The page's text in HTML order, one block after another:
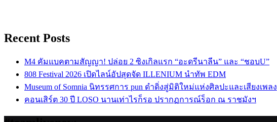
Recent Posts
M4 คัมแบคตามสัญญา! ปล่อย 2 ซิงเกิลแรก “อะดรีนาลีน” และ “ชอบU”
808 Festival 2026 เปิดไลน์อัปสุดจัด ILLENIUM นำทัพ EDM
Museum of Somnia นิทรรศการ pun ดำดิ่งสู่มิติใหม่แห่งศิลปะและเสียงเพลง
คอนเสิร์ต 30 ปี LOSO นานเท่าไรก็รอ ปรากฏการณ์ร็อก ณ ราชมังฯ